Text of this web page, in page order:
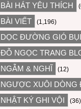
BÀI HÁT YÊU THÍCH
BÀI VIẾT (1,196)
DỌC ĐƯỜNG GIÓ BỤI
ĐỖ NGỌC TRANG
NGẪM & NGHĨ (12)
NGƯỢC XUÔI DÒNG
NHẬT KÝ GHI VỘI (36)